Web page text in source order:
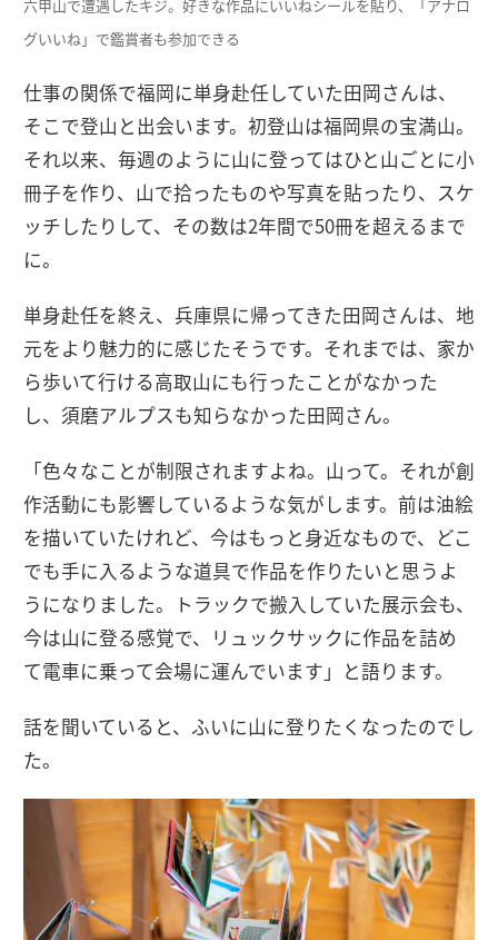
六甲山で遭遇したキジ。好きな作品にいいねシールを貼り、「アナロ
グいいね」で鑑賞者も参加できる
仕事の関係で福岡に単身赴任していた田岡さんは、
そこで登山と出会います。初登山は福岡県の宝満山。
それ以来、毎週のように山に登ってはひと山ごとに小
冊子を作り、山で拾ったものや写真を貼ったり、スケ
ッチしたりして、その数は2年間で50冊を超えるまで
に。
単身赴任を終え、兵庫県に帰ってきた田岡さんは、地
元をより魅力的に感じたそうです。それまでは、家か
ら歩いて行ける高取山にも行ったことがなかった
し、須磨アルプスも知らなかった田岡さん。
「色々なことが制限されますよね。山って。それが創
作活動にも影響しているような気がします。前は油絵
を描いていたけれど、今はもっと身近なもので、どこ
でも手に入るような道具で作品を作りたいと思うよ
うになりました。トラックで搬入していた展示会も、
今は山に登る感覚で、リュックサックに作品を詰め
て電車に乗って会場に運んでいます」と語ります。
話を聞いていると、ふいに山に登りたくなったのでし
た。